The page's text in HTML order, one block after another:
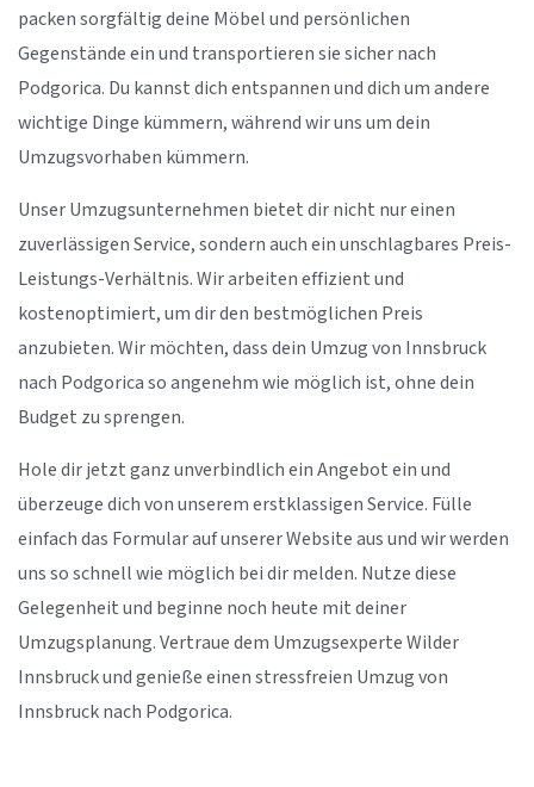
packen sorgfältig deine Möbel und persönlichen
Gegenstände ein und transportieren sie sicher nach
Podgorica. Du kannst dich entspannen und dich um andere
wichtige Dinge kümmern, während wir uns um dein
Umzugsvorhaben kümmern.
Unser Umzugsunternehmen bietet dir nicht nur einen
zuverlässigen Service, sondern auch ein unschlagbares Preis-
Leistungs-Verhältnis. Wir arbeiten effizient und
kostenoptimiert, um dir den bestmöglichen Preis
anzubieten. Wir möchten, dass dein Umzug von Innsbruck
nach Podgorica so angenehm wie möglich ist, ohne dein
Budget zu sprengen.
Hole dir jetzt ganz unverbindlich ein Angebot ein und
überzeuge dich von unserem erstklassigen Service. Fülle
einfach das Formular auf unserer Website aus und wir werden
uns so schnell wie möglich bei dir melden. Nutze diese
Gelegenheit und beginne noch heute mit deiner
Umzugsplanung. Vertraue dem Umzugsexperte Wilder
Innsbruck und genieße einen stressfreien Umzug von
Innsbruck nach Podgorica.